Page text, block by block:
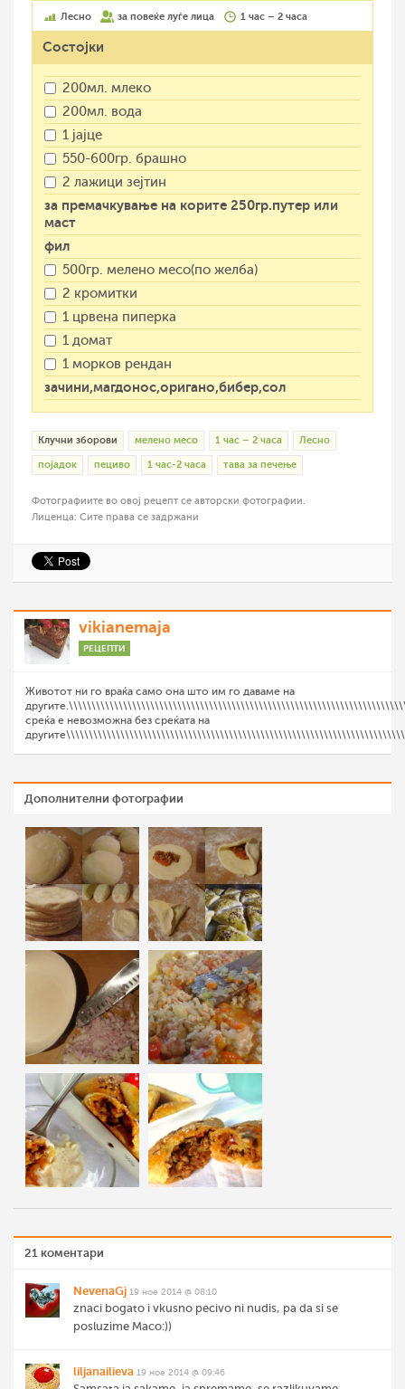
Лесно за повеќе луѓе лица 1 час – 2 часа
Состојки
200мл. млеко
200мл. вода
1 јајце
550-600гр. брашно
2 лажици зејтин
за премачкување на корите 250гр.путер или
маст
фил
500гр. мелено месо(по желба)
2 кромитки
1 црвена пиперка
1 домат
1 морков рендан
зачини,магдонос,оригано,бибер,сол
Клучни зборови мелено месо 1 час – 2 часа Лесно
појадок пециво 1 час-2 часа тава за печење
Фотографиите во овој рецепт се авторски фотографии.
Лиценца: Сите права се задржани
vikianemaja
РЕЦЕПТИ
Животот ни го враќа само она што им го даваме на
среќа е невозможна без среќата на
Дополнителни фотографии
21 коментари
NevenaGj 19 ное 2014 @ 08:10
znaci bogato i vkusno pecivo ni nudis, pa da si se
posluzime Maco:))
liljanailieva 19 ное 2014 @ 09:46